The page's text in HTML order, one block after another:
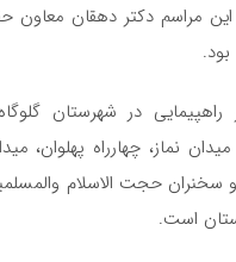
مراسم دکتر دهقان معاون
در شهرستان
صبح و سخنران حجت الاسلام
است.